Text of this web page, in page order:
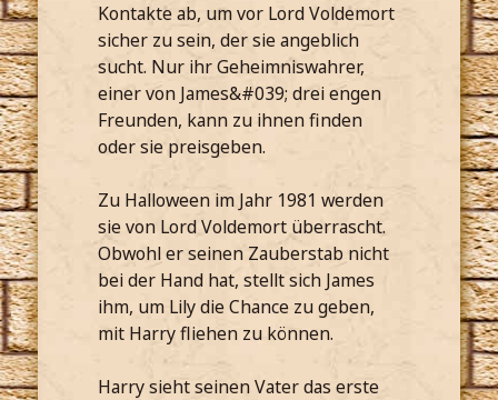
Kontakte ab, um vor Lord Voldemort
sicher zu sein, der sie angeblich
sucht. Nur ihr Geheimniswahrer,
einer von James&#039; drei engen
Freunden, kann zu ihnen finden
oder sie preisgeben.
Zu Halloween im Jahr 1981 werden
sie von Lord Voldemort überrascht.
Obwohl er seinen Zauberstab nicht
bei der Hand hat, stellt sich James
ihm, um Lily die Chance zu geben,
mit Harry fliehen zu können.
Harry sieht seinen Vater das erste